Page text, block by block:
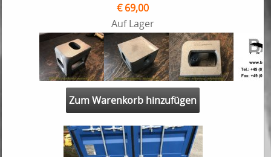
€ 69,00
Auf Lager
Zum Warenkorb hinzufügen